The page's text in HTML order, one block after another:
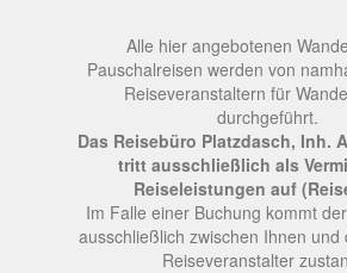
Alle hier angebotenen
Pauschalreisen werden von
Reiseveranstaltern für
durchgeführt.
Das Reisebüro Platzdasch, Inh.
tritt ausschließlich als
Reiseleistungen auf
Im Falle einer Buchung kommt
ausschließlich zwischen Ihnen und
Reiseveranstalter